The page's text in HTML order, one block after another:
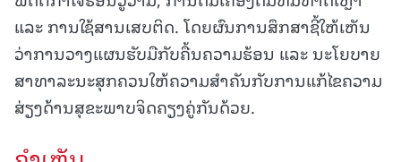
ແລະ ການໃຊ້ສານເສບຕິດ. ໂດຍຜົນການສຶກສາຊີ້ໃຫ້ເຫັນ
ວ່າການວາງແຜນຮັບມືກັບຄື້ນຄວາມຮ້ອນ ແລະ ນະໂຍບາຍ
ສາທາລະນະສຸກຄວນໃຫ້ຄວາມສຳຄັນກັບການແກ້ໄຂຄວາມ
ສ່ຽງດ້ານສຸຂະພາບຈິດຄຽງຄູ່ກັນດ້ວຍ.